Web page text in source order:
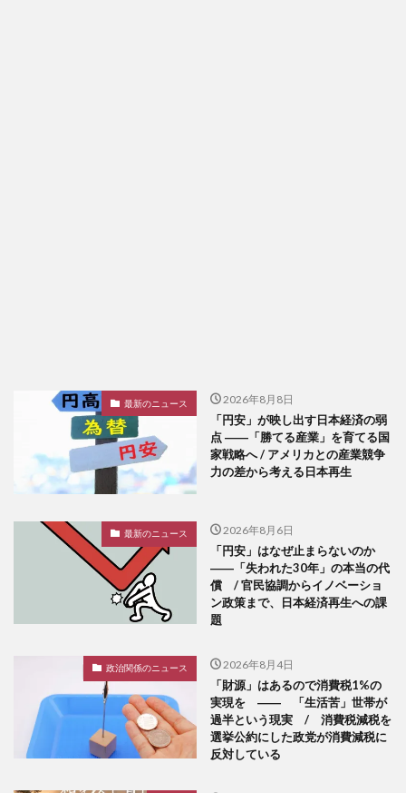
最新のニュース 2026年8月8日
「円安」が映し出す日本経済の弱
点 ――「勝てる産業」を育てる国
家戦略へ / アメリカとの産業競争
力の差から考える日本再生
最新のニュース 2026年8月6日
「円安」はなぜ止まらないのか
――「失われた30年」の本当の代
償 / 官民協調からイノベーショ
ン政策まで、日本経済再生への課
題
政治関係のニュース 2026年8月4日
「財源」はあるので消費税1%の
実現を ―― 「生活苦」世帯が
過半という現実 / 消費税減税を
選挙公約にした政党が消費減税に
反対している